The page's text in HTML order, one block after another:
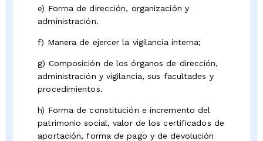
e) Forma de dirección, organización y
administración.
f) Manera de ejercer la vigilancia interna;
g) Composición de los órganos de dirección,
administración y vigilancia, sus facultades y
procedimientos.
h) Forma de constitución e incremento del
patrimonio social, valor de los certificados de
aportación, forma de pago y de devolución